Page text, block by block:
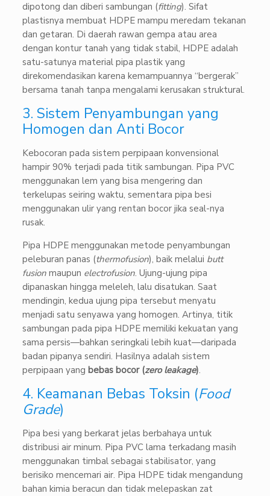
dipotong dan diberi sambungan (fitting). Sifat
plastisnya membuat HDPE mampu meredam tekanan
dan getaran. Di daerah rawan gempa atau area
dengan kontur tanah yang tidak stabil, HDPE adalah
satu-satunya material pipa plastik yang
direkomendasikan karena kemampuannya “bergerak”
bersama tanah tanpa mengalami kerusakan struktural.
3. Sistem Penyambungan yang
Homogen dan Anti Bocor
Kebocoran pada sistem perpipaan konvensional
hampir 90% terjadi pada titik sambungan. Pipa PVC
menggunakan lem yang bisa mengering dan
terkelupas seiring waktu, sementara pipa besi
menggunakan ulir yang rentan bocor jika seal-nya
rusak.
Pipa HDPE menggunakan metode penyambungan
peleburan panas (thermofusion), baik melalui butt
fusion maupun electrofusion. Ujung-ujung pipa
dipanaskan hingga meleleh, lalu disatukan. Saat
mendingin, kedua ujung pipa tersebut menyatu
menjadi satu senyawa yang homogen. Artinya, titik
sambungan pada pipa HDPE memiliki kekuatan yang
sama persis—bahkan seringkali lebih kuat—daripada
badan pipanya sendiri. Hasilnya adalah sistem
perpipaan yangbebas bocor (zero leakage).
4. Keamanan Bebas Toksin (Food
Grade)
Pipa besi yang berkarat jelas berbahaya untuk
distribusi air minum. Pipa PVC lama terkadang masih
menggunakan timbal sebagai stabilisator, yang
berisiko mencemari air. Pipa HDPE tidak mengandung
bahan kimia beracun dan tidak melepaskan zat